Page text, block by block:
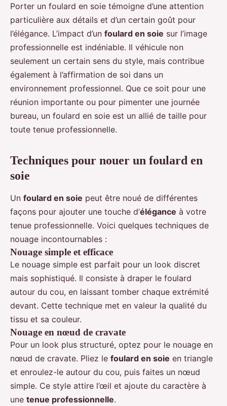
Porter un foulard en soie témoigne d’une attention
particulière aux détails et d’un certain goût pour
l’élégance. L’impact d’un foulard en soie sur l’image
professionnelle est indéniable. Il véhicule non
seulement un certain sens du style, mais contribue
également à l’affirmation de soi dans un
environnement professionnel. Que ce soit pour une
réunion importante ou pour pimenter une journée
bureau, un foulard en soie est un allié de taille pour
toute tenue professionnelle.
Techniques pour nouer un foulard en
soie
Un foulard en soie peut être noué de différentes
façons pour ajouter une touche d’élégance à votre
tenue professionnelle. Voici quelques techniques de
nouage incontournables :
Nouage simple et efficace
Le nouage simple est parfait pour un look discret
mais sophistiqué. Il consiste à draper le foulard
autour du cou, en laissant tomber chaque extrémité
devant. Cette technique met en valeur la qualité du
tissu et sa couleur.
Nouage en nœud de cravate
Pour un look plus structuré, optez pour le nouage en
nœud de cravate. Pliez le foulard en soie en triangle
et enroulez-le autour du cou, puis faites un nœud
simple. Ce style attire l’œil et ajoute du caractère à
une tenue professionnelle.